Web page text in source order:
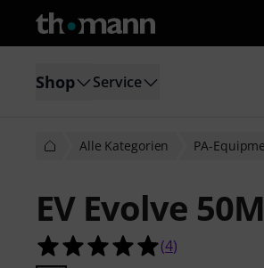
Shop Service
Alle Kategorien PA-
EV Evolve
5.0 von 5
(4)